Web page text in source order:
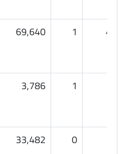
69,640 1 46
3,786 1
33,482 0